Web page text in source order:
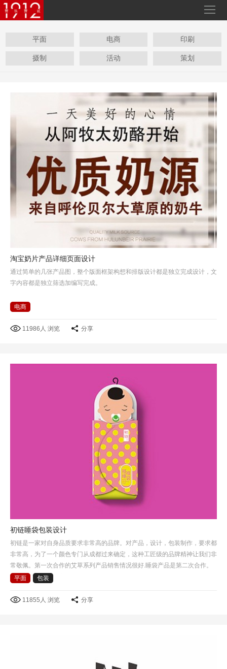
平面 电商 印刷
摄制 活动 策划
淘宝奶片产品详细页面设计
通过简单的几张产品图，整个版面框架构想和排版设计都是独立完成设计，文
字内容都是独立筛选加编写完成。
电商
11986人 浏览 分享
初链睡袋包装设计
初链是一家对自身品质要求非常高的品牌。对产品，设计，包装制作，要求都
非常高，为了一个颜色专门从成都过来确定，这种工匠级的品牌精神让我们非
常敬佩。第一次合作的艾草系列产品销售情况很好.睡袋产品是第二次合作。
这次选择了睡袋包裹方式作为产品包装创意的出发点，把睡…
平面 包装
11855人 浏览 分享